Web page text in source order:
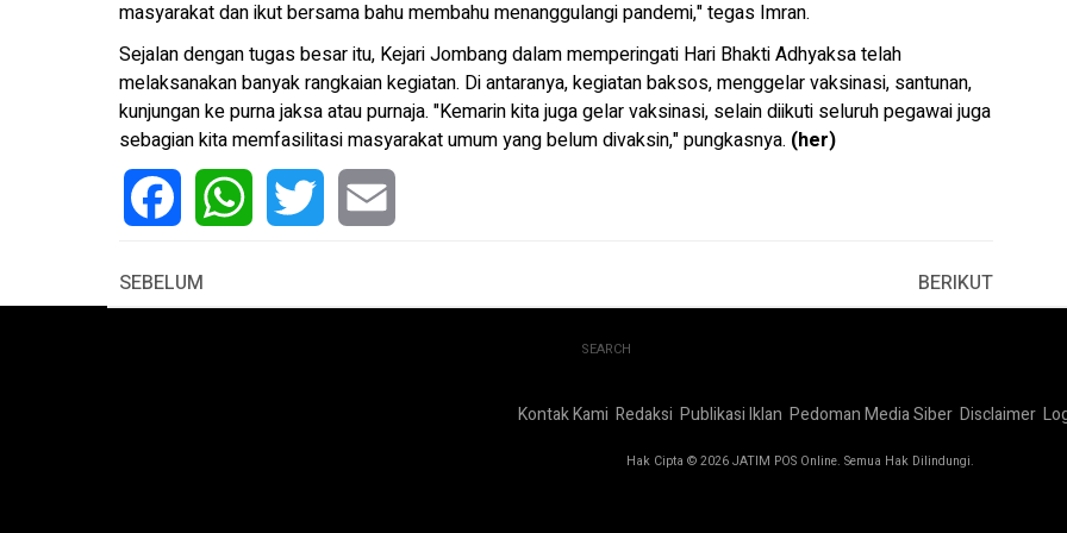
masyarakat dan ikut bersama bahu membahu menanggulangi pandemi," tegas Imran.
Sejalan dengan tugas besar itu, Kejari Jombang dalam memperingati Hari Bhakti Adhyaksa telah
melaksanakan banyak rangkaian kegiatan. Di antaranya, kegiatan baksos, menggelar vaksinasi, santunan,
kunjungan ke purna jaksa atau purnaja. "Kemarin kita juga gelar vaksinasi, selain diikuti seluruh pegawai juga
sebagian kita memfasilitasi masyarakat umum yang belum divaksin," pungkasnya. (her)
SEBELUM
BERIKUT
SEARCH
Kontak Kami Redaksi Publikasi Iklan Pedoman Media Siber Disclaimer
Hak Cipta © 2026 JATIM POS Online. Semua Hak Dilindungi.